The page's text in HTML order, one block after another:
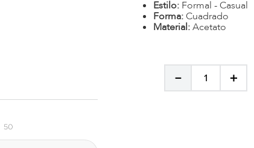
50
Estilo: Formal - Casual
Forma:Cuadrado
Material:Acetato
＋
－